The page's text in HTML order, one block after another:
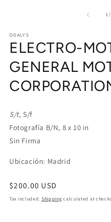
1/
ODALYS
ELECTRO-
GENERAL
S/t, S/f
Fotografía B/N, 8 x 10 in
Sin Firma
Ubicación: Madrid
Regular
price
$200.00 USD
Tax included. Shipping calculated at